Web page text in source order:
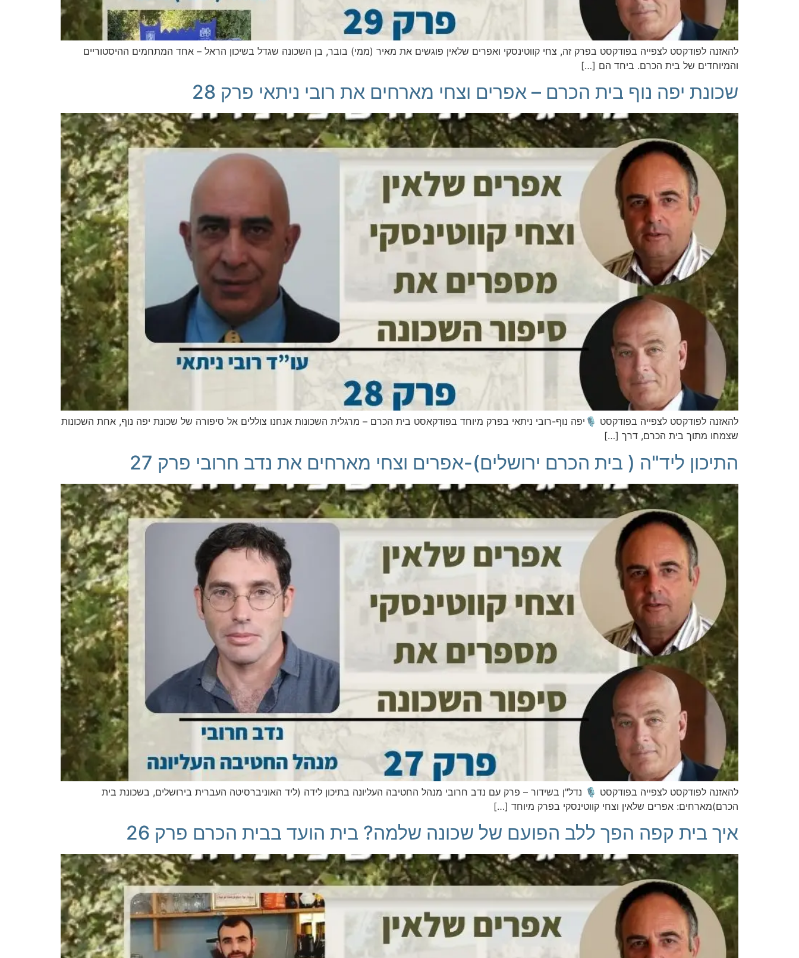
להאזנה לפודקסט לצפייה בפודקסט בפרק זה, צחי קווטינסקי ואפרים שלאין פוגשים את מאיר (ממי) בובר, בן השכונה שגדל בשיכון הראל – אחד המתחמים ההיסטוריים
והמיוחדים של בית הכרם. ביחד הם […]
שכונת יפה נוף בית הכרם – אפרים וצחי מארחים את רובי ניתאי פרק 28
להאזנה לפודקסט לצפייה בפודקסט 🎙️יפה נוף-רובי ניתאי בפרק מיוחד בפודקאסט בית הכרם – מרגלית השכונות אנחנו צוללים אל סיפורה של שכונת יפה נוף, אחת השכונות
שצמחו מתוך בית הכרם, דרך […]
התיכון ליד"ה ( בית הכרם ירושלים)-אפרים וצחי מארחים את נדב חרובי פרק 27
להאזנה לפודקסט לצפייה בפודקסט 🎙️ נדל"ן בשידור – פרק עם נדב חרובי מנהל החטיבה העליונה בתיכון לידה (ליד האוניברסיטה העברית בירושלים, בשכונת בית
הכרם)מארחים: אפרים שלאין וצחי קווטינסקי בפרק מיוחד […]
איך בית קפה הפך ללב הפועם של שכונה שלמה? בית הועד בבית הכרם פרק 26